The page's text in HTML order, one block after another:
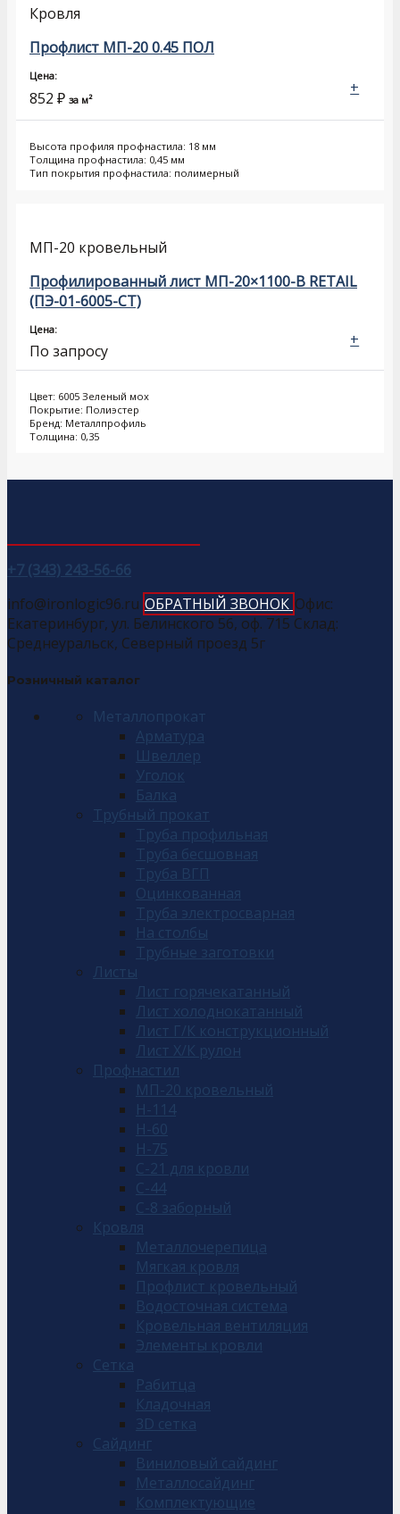
Кровля
Профлист МП-20 0.45 ПОЛ
Цена:
852 ₽ за м²
Высота профиля профнастила: 18 мм
Толщина профнастила: 0,45 мм
Тип покрытия профнастила: полимерный
+
МП-20 кровельный
Профилированный лист МП-20×1100-B RETAIL
(ПЭ-01-6005-СТ)
Цена:
По запросу
Цвет: 6005 Зеленый мох
Покрытие: Полиэстер
Бренд: Металлпрофиль
Толщина: 0,35
+
+7 (343) 243-56-66
info@ironlogic96.ru ОБРАТНЫЙ ЗВОНОК Офис:
Екатеринбург, ул. Белинского 56, оф. 715 Склад:
Среднеуральск, Северный проезд 5г
Розничный каталог
Металлопрокат
Арматура
Швеллер
Уголок
Балка
Трубный прокат
Труба профильная
Труба бесшовная
Труба ВГП
Оцинкованная
Труба электросварная
На столбы
Трубные заготовки
Листы
Лист горячекатанный
Лист холоднокатанный
Лист Г/К конструкционный
Лист Х/К рулон
Профнастил
МП-20 кровельный
Н-114
Н-60
Н-75
С-21 для кровли
С-44
С-8 заборный
Кровля
Металлочерепица
Мягкая кровля
Профлист кровельный
Водосточная система
Кровельная вентиляция
Элементы кровли
Сетка
Рабитца
Кладочная
3D сетка
Сайдинг
Виниловый сайдинг
Металлосайдинг
Комплектующие